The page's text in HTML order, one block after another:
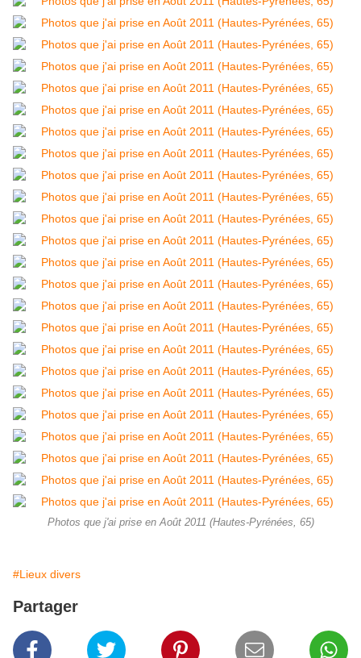
Photos que j'ai prise en Août 2011 (Hautes-Pyrénées, 65)
#Lieux divers
Partager